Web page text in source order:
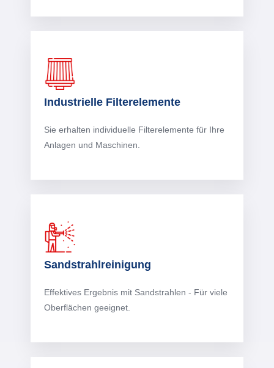
Industrielle Filterelemente
Sie erhalten individuelle Filterelemente für Ihre
Anlagen und Maschinen.
Sandstrahlreinigung
Effektives Ergebnis mit Sandstrahlen - Für viele
Oberflächen geeignet.